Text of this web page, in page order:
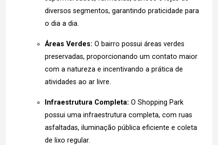
diversos segmentos, garantindo praticidade para
o dia a dia.
Áreas Verdes: O bairro possui áreas verdes
preservadas, proporcionando um contato maior
com a natureza e incentivando a prática de
atividades ao ar livre.
Infraestrutura Completa: O Shopping Park
possui uma infraestrutura completa, com ruas
asfaltadas, iluminação pública eficiente e coleta
de lixo regular.